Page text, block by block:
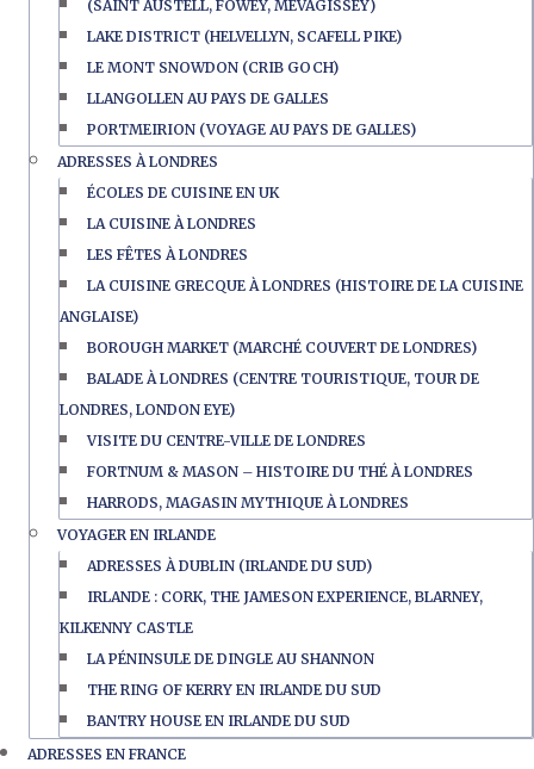
(SAINT AUSTELL, FOWEY, MEVAGISSEY)
LAKE DISTRICT (HELVELLYN, SCAFELL PIKE)
LE MONT SNOWDON (CRIB GOCH)
LLANGOLLEN AU PAYS DE GALLES
PORTMEIRION (VOYAGE AU PAYS DE GALLES)
ADRESSES À LONDRES
ÉCOLES DE CUISINE EN UK
LA CUISINE À LONDRES
LES FÊTES À LONDRES
LA CUISINE GRECQUE À LONDRES (HISTOIRE DE LA CUISINE
ANGLAISE)
BOROUGH MARKET (MARCHÉ COUVERT DE LONDRES)
BALADE À LONDRES (CENTRE TOURISTIQUE, TOUR DE
LONDRES, LONDON EYE)
VISITE DU CENTRE-VILLE DE LONDRES
FORTNUM & MASON – HISTOIRE DU THÉ À LONDRES
HARRODS, MAGASIN MYTHIQUE À LONDRES
VOYAGER EN IRLANDE
ADRESSES À DUBLIN (IRLANDE DU SUD)
IRLANDE : CORK, THE JAMESON EXPERIENCE, BLARNEY,
KILKENNY CASTLE
LA PÉNINSULE DE DINGLE AU SHANNON
THE RING OF KERRY EN IRLANDE DU SUD
BANTRY HOUSE EN IRLANDE DU SUD
ADRESSES EN FRANCE